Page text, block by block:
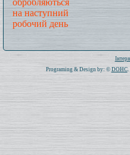
обробляються
на наступний
робочий день
Programing & Design by: © DOHC.